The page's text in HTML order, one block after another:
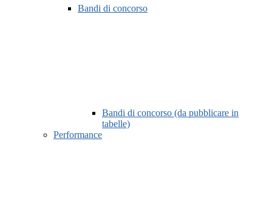
Bandi di concorso
Bandi di concorso (da pubblicare in
tabelle)
Performance